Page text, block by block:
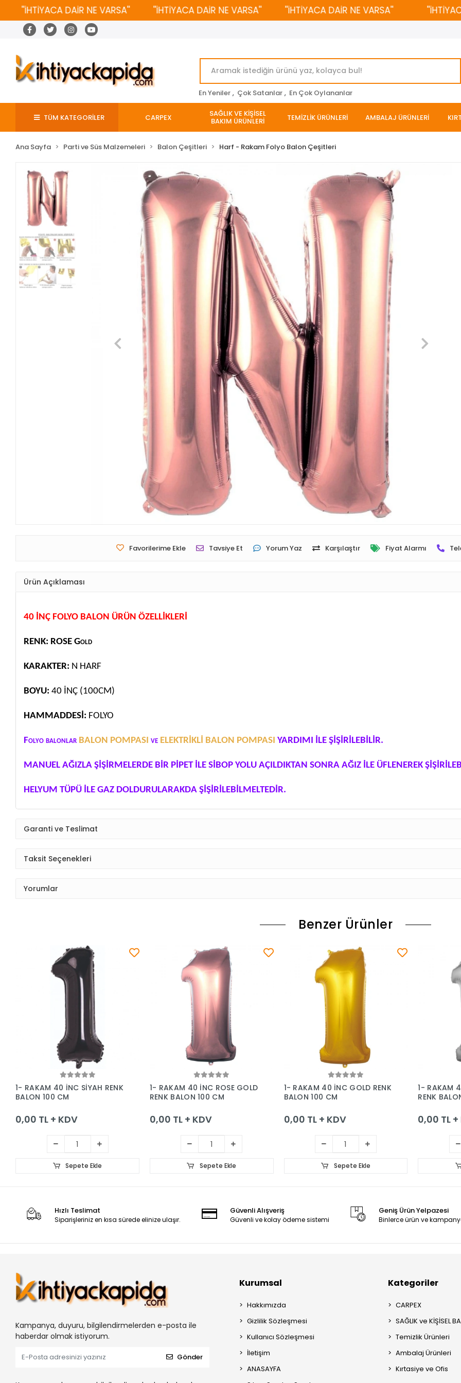
''İHTİYACA DAİR NE VARSA'' ''İHTİYACA DAİR NE VARSA'' ''İHTİYACA DAİR NE VARSA'' ''İHTİYACA
En Yeniler , Çok Satanlar , En Çok Oylananlar
TÜM KATEGORİLER CARPEX SAĞLIK VE KİŞİSEL
BAKIM ÜRÜNLERİ TEMİZLİK ÜRÜNLERİ AMBALAJ ÜRÜNLERİ
Ana Sayfa Parti ve Süs Malzemeleri Balon Çeşitleri Harf - Rakam Folyo Balon Çeşitleri
Favorilerime Ekle Tavsiye Et Yorum Yaz Karşılaştır Fiyat Alarmı
Ürün Açıklaması
40 İNÇ FOLYO BALON ÜRÜN ÖZELLİKLERİ
RENK: ROSE Gold
KARAKTER: N HARF
BOYU: 40 İNÇ (100CM)
HAMMADDESİ: FOLYO
Folyo balonlar BALON POMPASIve ELEKTRİKLİ BALON POMPASIYARDIMI İLE ŞİŞİRİLEBİLİR.
MANUEL AĞIZLA ŞİŞİRMELERDE BİR PİPET İLE SİBOP YOLU AÇILDIKTAN SONRA AĞIZ İLE ÜFLENEREK
HELYUM TÜPÜ İLE GAZ DOLDURULARAKDA ŞİŞİRİLEBİLMELTEDİR.
Garanti ve Teslimat
Taksit Seçenekleri
Yorumlar
Benzer Ürünler
Sepete Ekle
1- RAKAM 40 İNC SİYAH RENK
BALON 100 CM
0,00 TL + KDV
Sepete Ekle
Sepete Ekle
1- RAKAM 40 İNC ROSE GOLD
RENK BALON 100 CM
0,00 TL + KDV
Sepete Ekle
Sepete Ekle
1- RAKAM 40 İNC GOLD RENK
BALON 100 CM
0,00 TL + KDV
Sepete Ekle
1- RAKAM
RENK
0,00 TL +
Hızlı Teslimat
Siparişleriniz en kısa sürede elinize ulaşır.
Güvenli Alışveriş
Güvenli ve kolay ödeme sistemi
Geniş Ürün Yelpazesi
Binlerce ürün ve
Kampanya, duyuru, bilgilendirmelerden e-posta ile
haberdar olmak istiyorum.
Gönder
Kurumsal
Hakkımızda
Gizlilik Sözleşmesi
Kullanıcı Sözleşmesi
İletişim
ANASAYFA
Kategoriler
CARPEX
SAĞLIK ve KİŞİSEL
Temizlik Ürünleri
Ambalaj Ürünleri
Kırtasiye ve Ofis